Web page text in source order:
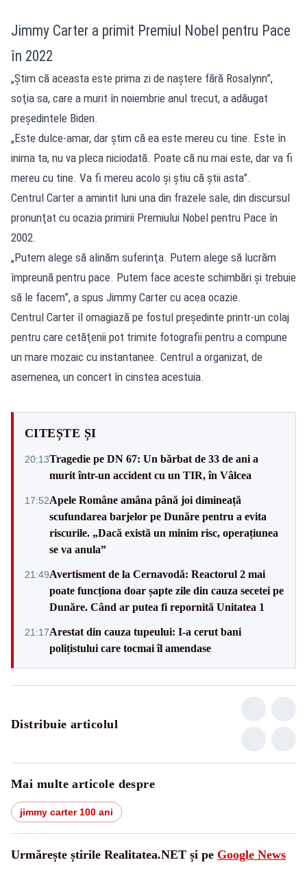
Jimmy Carter a primit Premiul Nobel pentru Pace
în 2022
„Ştim că aceasta este prima zi de naştere fără Rosalynn”,
soţia sa, care a murit în noiembrie anul trecut, a adăugat
preşedintele Biden.
„Este dulce-amar, dar ştim că ea este mereu cu tine. Este în
inima ta, nu va pleca niciodată. Poate că nu mai este, dar va fi
mereu cu tine. Va fi mereu acolo şi ştiu că ştii asta”.
Centrul Carter a amintit luni una din frazele sale, din discursul
pronunţat cu ocazia primirii Premiului Nobel pentru Pace în
2002.
„Putem alege să alinăm suferinţa. Putem alege să lucrăm
împreună pentru pace. Putem face aceste schimbări şi trebuie
să le facem”, a spus Jimmy Carter cu acea ocazie.
Centrul Carter îl omagiază pe fostul preşedinte printr-un colaj
pentru care cetăţenii pot trimite fotografii pentru a compune
un mare mozaic cu instantanee. Centrul a organizat, de
asemenea, un concert în cinstea acestuia.
CITEȘTE ȘI
20:13Tragedie pe DN 67: Un bărbat de 33 de ani a
murit într-un accident cu un TIR, în Vâlcea
17:52Apele Române amâna până joi dimineață
scufundarea barjelor pe Dunăre pentru a evita
riscurile. „Dacă există un minim risc, operațiunea
se va anula”
21:49Avertisment de la Cernavodă: Reactorul 2 mai
poate funcționa doar șapte zile din cauza secetei pe
Dunăre. Când ar putea fi repornită Unitatea 1
21:17Arestat din cauza tupeului: I-a cerut bani
polițistului care tocmai îl amendase
Distribuie articolul
Mai multe articole despre
jimmy carter 100 ani
Urmărește știrile Realitatea.NET și pe Google News